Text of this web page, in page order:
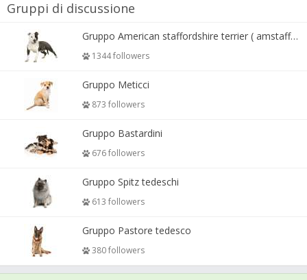
Gruppi di discussione
Gruppo American staffordshire terrier ( amstaff, amastaff )
1344 followers
Gruppo Meticci
873 followers
Gruppo Bastardini
676 followers
Gruppo Spitz tedeschi
613 followers
Gruppo Pastore tedesco
380 followers